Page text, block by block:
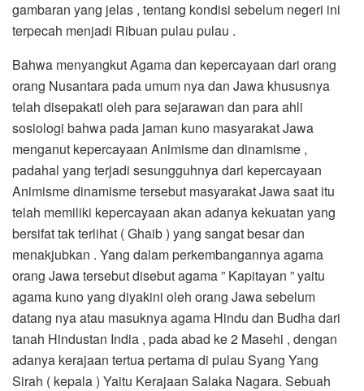
gambaran yang jelas , tentang kondisi sebelum negeri ini
terpecah menjadi Ribuan pulau pulau .
Bahwa menyangkut Agama dan kepercayaan dari orang
orang Nusantara pada umum nya dan Jawa khususnya
telah disepakati oleh para sejarawan dan para ahli
sosiologi bahwa pada jaman kuno masyarakat Jawa
menganut kepercayaan Animisme dan dinamisme ,
padahal yang terjadi sesungguhnya dari kepercayaan
Animisme dinamisme tersebut masyarakat Jawa saat itu
telah memiliki kepercayaan akan adanya kekuatan yang
bersifat tak terlihat ( Ghaib ) yang sangat besar dan
menakjubkan . Yang dalam perkembangannya agama
orang Jawa tersebut disebut agama ” Kapitayan ” yaitu
agama kuno yang diyakini oleh orang Jawa sebelum
datang nya atau masuknya agama Hindu dan Budha dari
tanah Hindustan India , pada abad ke 2 Masehi , dengan
adanya kerajaan tertua pertama di pulau Syang Yang
Sirah ( kepala ) Yaitu Kerajaan Salaka Nagara. Sebuah